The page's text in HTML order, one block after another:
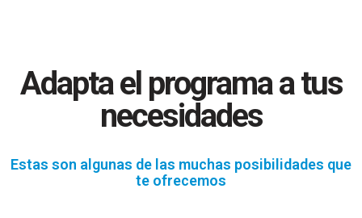
Adapta el programa a tus
necesidades
Estas son algunas de las muchas posibilidades que
te ofrecemos